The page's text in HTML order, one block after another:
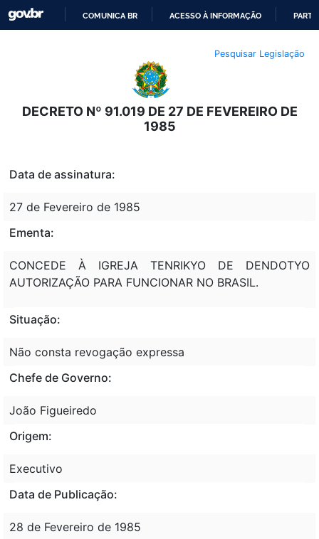
O
CONTEÚDO
COMUNICA BR ACESSO À INFORMAÇÃO
Pesquisar Legislação
DECRETO Nº 91.019 DE 27 DE FEVEREIRO DE
1985
Data de assinatura:
27 de Fevereiro de 1985
Ementa:
CONCEDE À IGREJA TENRIKYO DE DENDOTYO
AUTORIZAÇÃO PARA FUNCIONAR NO BRASIL.
Situação:
Não consta revogação expressa
Chefe de Governo:
João Figueiredo
Origem:
Executivo
Data de Publicação:
28 de Fevereiro de 1985